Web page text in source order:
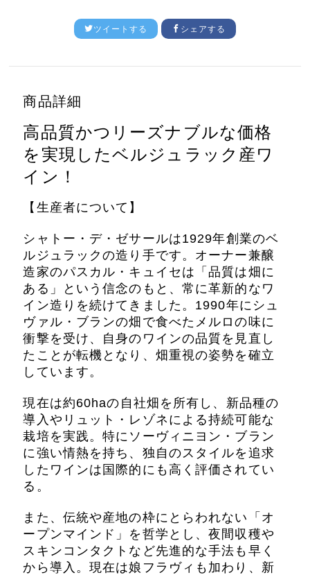
ツイートする シェアする
商品詳細
高品質かつリーズナブルな価格
を実現したベルジュラック産ワ
イン！
【生産者について】
シャトー・デ・ゼサールは1929年創業のベ
ルジュラックの造り手です。オーナー兼醸
造家のパスカル・キュイセは「品質は畑に
ある」という信念のもと、常に革新的なワ
イン造りを続けてきました。1990年にシュ
ヴァル・ブランの畑で食べたメルロの味に
衝撃を受け、自身のワインの品質を見直し
たことが転機となり、畑重視の姿勢を確立
しています。
現在は約60haの自社畑を所有し、新品種の
導入やリュット・レゾネによる持続可能な
栽培を実践。特にソーヴィニヨン・ブラン
に強い情熱を持ち、独自のスタイルを追求
したワインは国際的にも高く評価されてい
る。
また、伝統や産地の枠にとらわれない「オ
ープンマインド」を哲学とし、夜間収穫や
スキンコンタクトなど先進的な手法も早く
から導入。現在は娘フラヴィも加わり、新